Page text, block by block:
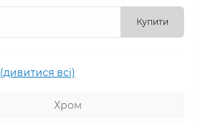
Купити
(дивитися всі)
Хром